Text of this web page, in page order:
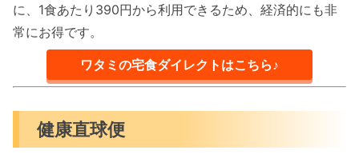
に、1食あたり390円から利用できるため、経済的にも非
常にお得です。
ワタミの宅食ダイレクトはこちら♪
健康直球便